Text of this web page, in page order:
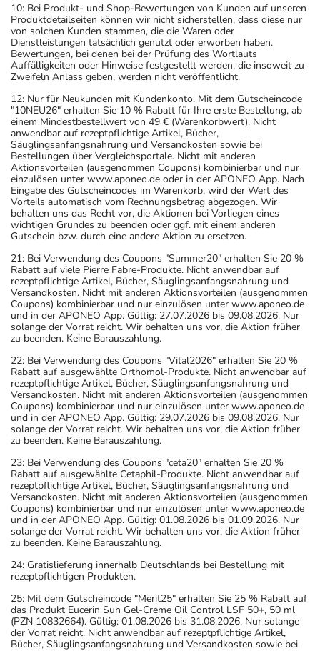
10: Bei Produkt- und Shop-Bewertungen von Kunden auf unseren
Produktdetailseiten können wir nicht sicherstellen, dass diese nur
von solchen Kunden stammen, die die Waren oder
Dienstleistungen tatsächlich genutzt oder erworben haben.
Bewertungen, bei denen bei der Prüfung des Wortlauts
Auffälligkeiten oder Hinweise festgestellt werden, die insoweit zu
Zweifeln Anlass geben, werden nicht veröffentlicht.
12: Nur für Neukunden mit Kundenkonto. Mit dem Gutscheincode
"10NEU26" erhalten Sie 10 % Rabatt für Ihre erste Bestellung, ab
einem Mindestbestellwert von 49 € (Warenkorbwert). Nicht
anwendbar auf rezeptpflichtige Artikel, Bücher,
Säuglingsanfangsnahrung und Versandkosten sowie bei
Bestellungen über Vergleichsportale. Nicht mit anderen
Aktionsvorteilen (ausgenommen Coupons) kombinierbar und nur
einzulösen unter www.aponeo.de oder in der APONEO App. Nach
Eingabe des Gutscheincodes im Warenkorb, wird der Wert des
Vorteils automatisch vom Rechnungsbetrag abgezogen. Wir
behalten uns das Recht vor, die Aktionen bei Vorliegen eines
wichtigen Grundes zu beenden oder ggf. mit einem anderen
Gutschein bzw. durch eine andere Aktion zu ersetzen.
21: Bei Verwendung des Coupons "Summer20" erhalten Sie 20 %
Rabatt auf viele Pierre Fabre-Produkte. Nicht anwendbar auf
rezeptpflichtige Artikel, Bücher, Säuglingsanfangsnahrung und
Versandkosten. Nicht mit anderen Aktionsvorteilen (ausgenommen
Coupons) kombinierbar und nur einzulösen unter www.aponeo.de
und in der APONEO App. Gültig: 27.07.2026 bis 09.08.2026. Nur
solange der Vorrat reicht. Wir behalten uns vor, die Aktion früher
zu beenden. Keine Barauszahlung.
22: Bei Verwendung des Coupons "Vital2026" erhalten Sie 20 %
Rabatt auf ausgewählte Orthomol-Produkte. Nicht anwendbar auf
rezeptpflichtige Artikel, Bücher, Säuglingsanfangsnahrung und
Versandkosten. Nicht mit anderen Aktionsvorteilen (ausgenommen
Coupons) kombinierbar und nur einzulösen unter www.aponeo.de
und in der APONEO App. Gültig: 29.07.2026 bis 09.08.2026. Nur
solange der Vorrat reicht. Wir behalten uns vor, die Aktion früher
zu beenden. Keine Barauszahlung.
23: Bei Verwendung des Coupons "ceta20" erhalten Sie 20 %
Rabatt auf ausgewählte Cetaphil-Produkte. Nicht anwendbar auf
rezeptpflichtige Artikel, Bücher, Säuglingsanfangsnahrung und
Versandkosten. Nicht mit anderen Aktionsvorteilen (ausgenommen
Coupons) kombinierbar und nur einzulösen unter www.aponeo.de
und in der APONEO App. Gültig: 01.08.2026 bis 01.09.2026. Nur
solange der Vorrat reicht. Wir behalten uns vor, die Aktion früher
zu beenden. Keine Barauszahlung.
24: Gratislieferung innerhalb Deutschlands bei Bestellung mit
rezeptpflichtigen Produkten.
25: Mit dem Gutscheincode "Merit25" erhalten Sie 25 % Rabatt auf
das Produkt Eucerin Sun Gel-Creme Oil Control LSF 50+, 50 ml
(PZN 10832664). Gültig: 01.08.2026 bis 31.08.2026. Nur solange
der Vorrat reicht. Nicht anwendbar auf rezeptpflichtige Artikel,
Bücher, Säuglingsanfangsnahrung und Versandkosten sowie bei